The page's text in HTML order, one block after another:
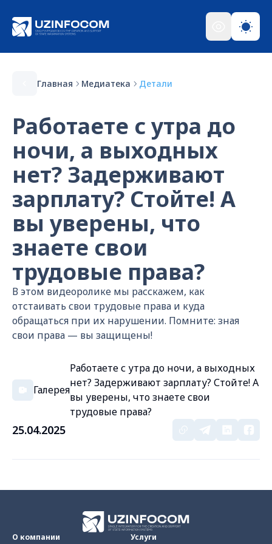
Главная Медиатека Детали
Работаете с утра до
ночи, а выходных
нет? Задерживают
зарплату? Стойте! А
вы уверены, что
знаете свои
трудовые права?
В этом видеоролике мы расскажем, как
отстаивать свои трудовые права и куда
обращаться при их нарушении. Помните: зная
свои права — вы защищены!
Галерея
Работаете с утра до ночи, а выходных
нет? Задерживают зарплату? Стойте! А
вы уверены, что знаете свои
трудовые права?
25.04.2025
О компании
Услуги